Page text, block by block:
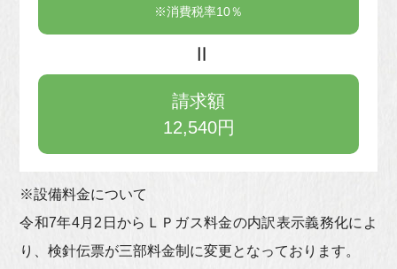
※消費税率10％
請求額
12,540円
※設備料金について
令和7年4月2日からＬＰガス料金の内訳表示義務化によ
り、検針伝票が三部料金制に変更となっております。